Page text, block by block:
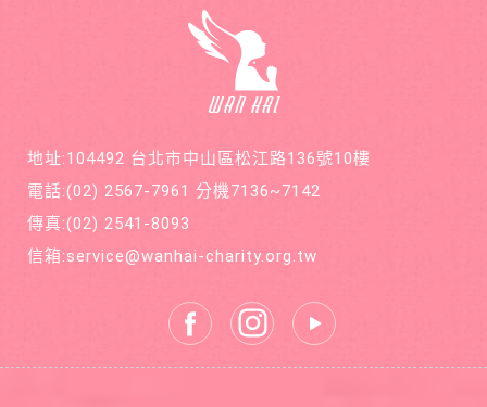
萬海航
運慈善
基金會
在公益
同打造
善循環
的美麗
地址:104492 台北市中山區松江路136號10樓
電話:(02) 2567-7961 分機7136~7142
傳真:(02) 2541-8093
信箱:service@wanhai-charity.org.tw